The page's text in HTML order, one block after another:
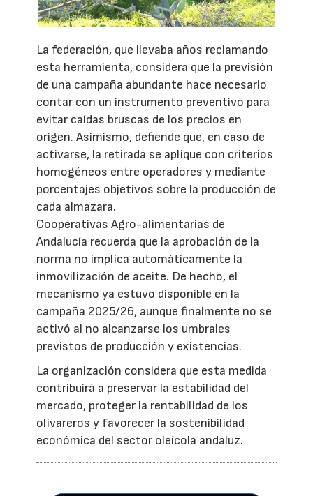
La federación, que llevaba años reclamando
esta herramienta, considera que la previsión
de una campaña abundante hace necesario
contar con un instrumento preventivo para
evitar caídas bruscas de los precios en
origen. Asimismo, defiende que, en caso de
activarse, la retirada se aplique con criterios
homogéneos entre operadores y mediante
porcentajes objetivos sobre la producción de
cada almazara.
Cooperativas Agro-alimentarias de
Andalucía recuerda que la aprobación de la
norma no implica automáticamente la
inmovilización de aceite. De hecho, el
mecanismo ya estuvo disponible en la
campaña 2025/26, aunque finalmente no se
activó al no alcanzarse los umbrales
previstos de producción y existencias.
La organización considera que esta medida
contribuirá a preservar la estabilidad del
mercado, proteger la rentabilidad de los
olivareros y favorecer la sostenibilidad
económica del sector oleícola andaluz.